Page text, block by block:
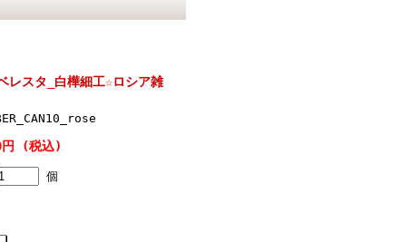
レスタ_白樺細工☆ロシア雑
円 (税込)
個